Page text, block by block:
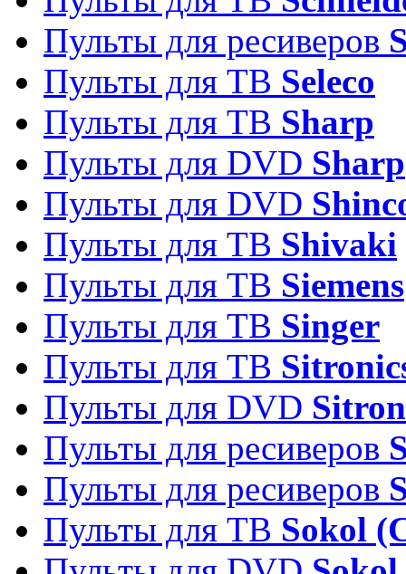
Пульты для ресиверов
Пульты для ТВ Seleco
Пульты для ТВ Sharp
Пульты для DVD Sharp
Пульты для DVD
Пульты для ТВ Shivaki
Пульты для ТВ Siemens
Пульты для ТВ Singer
Пульты для ТВ
Пульты для DVD
Пульты для ресиверов
Пульты для ресиверов
Пульты для ТВ Sokol